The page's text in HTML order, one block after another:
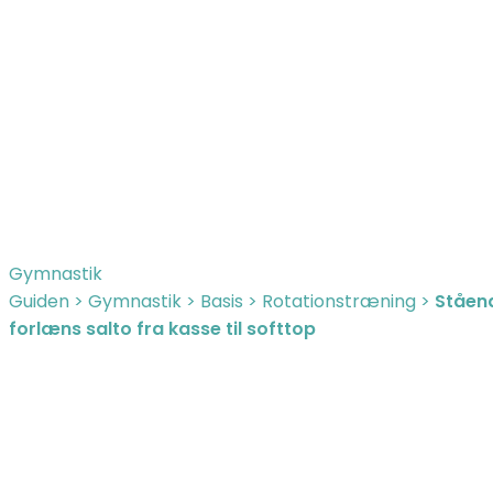
Gymnastik
Guiden > Gymnastik > Basis > Rotationstræning >
forlæns salto fra kasse til softtop